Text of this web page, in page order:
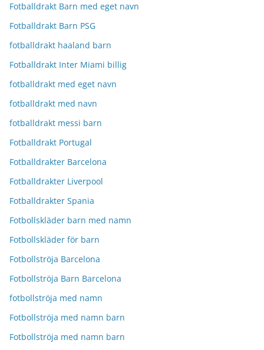
Fotballdrakt Barn med eget navn
Fotballdrakt Barn PSG
fotballdrakt haaland barn
Fotballdrakt Inter Miami billig
fotballdrakt med eget navn
fotballdrakt med navn
fotballdrakt messi barn
Fotballdrakt Portugal
Fotballdrakter Barcelona
Fotballdrakter Liverpool
Fotballdrakter Spania
Fotbollskläder barn med namn
Fotbollskläder för barn
Fotbollströja Barcelona
Fotbollströja Barn Barcelona
fotbollströja med namn
Fotbollströja med namn barn
Fotbollströja med namn barn